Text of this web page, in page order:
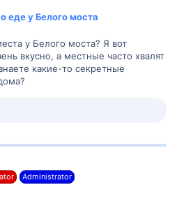
еде у Белого моста
у Белого моста? Я вот
вкусно, а местные часто хвалят
какие-то секретные
Administrator